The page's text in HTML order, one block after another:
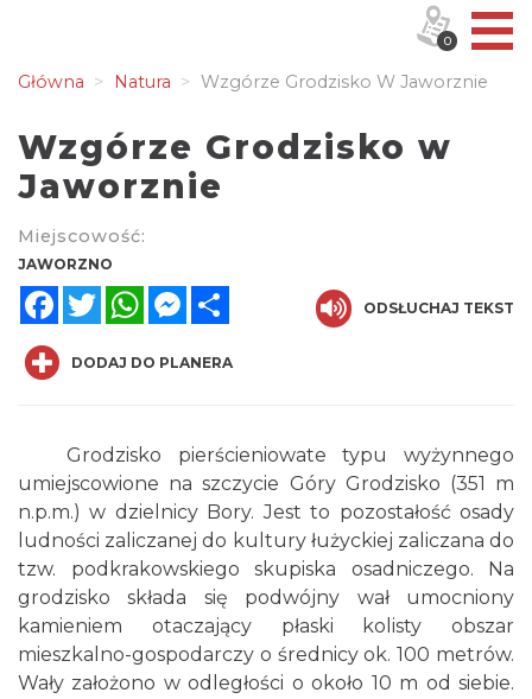
Główna Natura Wzgórze Grodzisko W Jaworznie
Wzgórze Grodzisko w
Jaworznie
Miejscowość:
JAWORZNO
FacebookTwitterWhatsAppMessenger
ODSŁUCHAJ TEKST
DODAJ DO PLANERA
Grodzisko pierścieniowate typu wyżynnego
umiejscowione na szczycie Góry Grodzisko (351 m
n.p.m.) w dzielnicy Bory. Jest to pozostałość osady
ludności zaliczanej do kultury łużyckiej zaliczana do
tzw. podkrakowskiego skupiska osadniczego. Na
grodzisko składa się podwójny wał umocniony
kamieniem otaczający płaski kolisty obszar
mieszkalno-gospodarczy o średnicy ok. 100 metrów.
Wały założono w odległości o około 10 m od siebie.
0